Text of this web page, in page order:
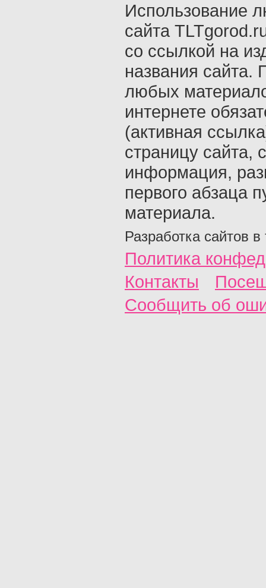
Использование
сайта
со ссылкой на
названия сайта.
любых
интернете
(активная
страницу сайта,
информация,
первого абзаца
материала.
Разработка сайтов в
Политика
Контакты
Сообщить об